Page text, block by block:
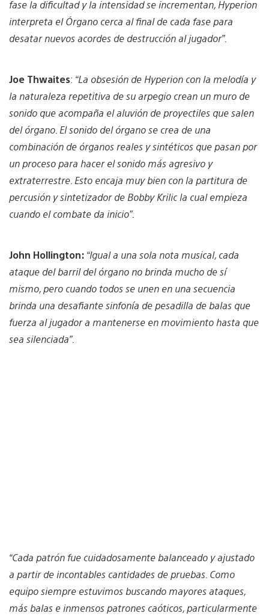
fase la dificultad y la intensidad se incrementan, Hyperion
interpreta el Órgano cerca al final de cada fase para
desatar nuevos acordes de destrucción al jugador”.
Joe Thwaites: “La obsesión de Hyperion con la melodía y
la naturaleza repetitiva de su arpegio crean un muro de
sonido que acompaña el aluvión de proyectiles que salen
del órgano. El sonido del órgano se crea de una
combinación de órganos reales y sintéticos que pasan por
un proceso para hacer el sonido más agresivo y
extraterrestre. Esto encaja muy bien con la partitura de
percusión y sintetizador de Bobby Krilic la cual empieza
cuando el combate da inicio”.
John Hollington: “Igual a una sola nota musical, cada
ataque del barril del órgano no brinda mucho de sí
mismo, pero cuando todos se unen en una secuencia
brinda una desafiante sinfonía de pesadilla de balas que
fuerza al jugador a mantenerse en movimiento hasta que
sea silenciada”.
“Cada patrón fue cuidadosamente balanceado y ajustado
a partir de incontables cantidades de pruebas. Como
equipo siempre estuvimos buscando mayores ataques,
más balas e inmensos patrones caóticos, particularmente